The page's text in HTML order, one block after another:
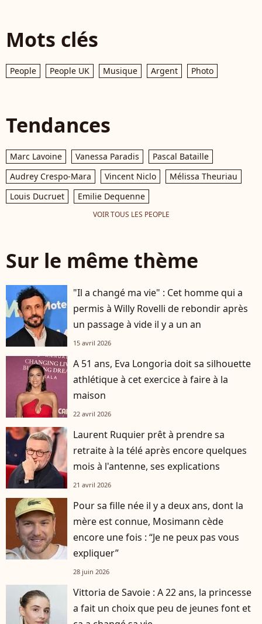
Mots clés
People People UK Musique Argent Photo
Tendances
Marc Lavoine Vanessa Paradis
Pascal Bataille
Audrey Crespo-Mara
Vincent Niclo
Mélissa Theuriau
Louis Ducruet
Emilie Dequenne
VOIR TOUS LES PEOPLE
Sur le même thème
"Il a changé ma vie" : Cet homme qui a
permis à Willy Rovelli de rebondir après
un passage à vide il y a un an
15 avril 2026
A 51 ans, Eva Longoria doit sa silhouette
athlétique à cet exercice à faire à la
maison
22 avril 2026
Laurent Ruquier prêt à prendre sa
retraite à la télé après encore quelques
mois à l'antenne, ses explications
21 avril 2026
Pour sa fille née il y a deux ans, dont la
mère est connue, Mosimann cède
encore une fois : “Je ne peux pas vous
expliquer”
28 juin 2026
Vittoria de Savoie : A 22 ans, la princesse
a fait un choix que peu de jeunes font et